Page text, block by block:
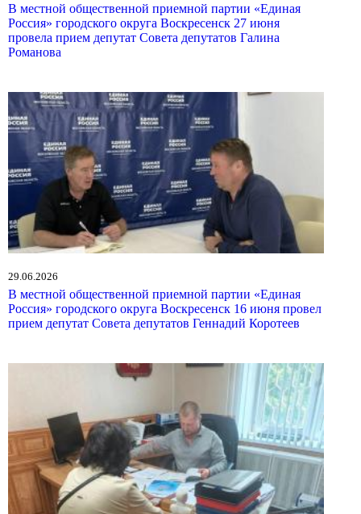
В местной общественной приемной партии «Единая
Россия» городского округа Воскресенск 27 июня
провела прием депутат Совета депутатов Галина
Романова
29.06.2026
В местной общественной приемной партии «Единая
Россия» городского округа Воскресенск 16 июня провел
прием депутат Совета депутатов Геннадий Коротеев